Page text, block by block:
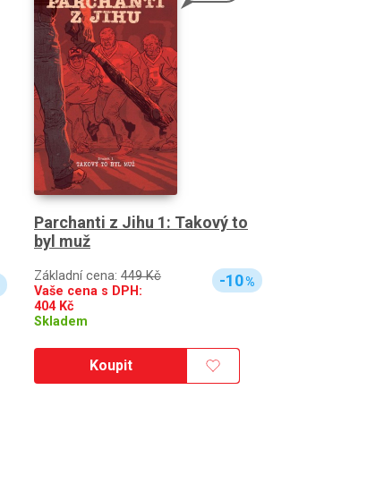
Parchanti z Jihu 1: Takový to
byl muž
Základní cena: 449 Kč
Vaše cena s DPH:
404Kč
Skladem
-10%
Koupit